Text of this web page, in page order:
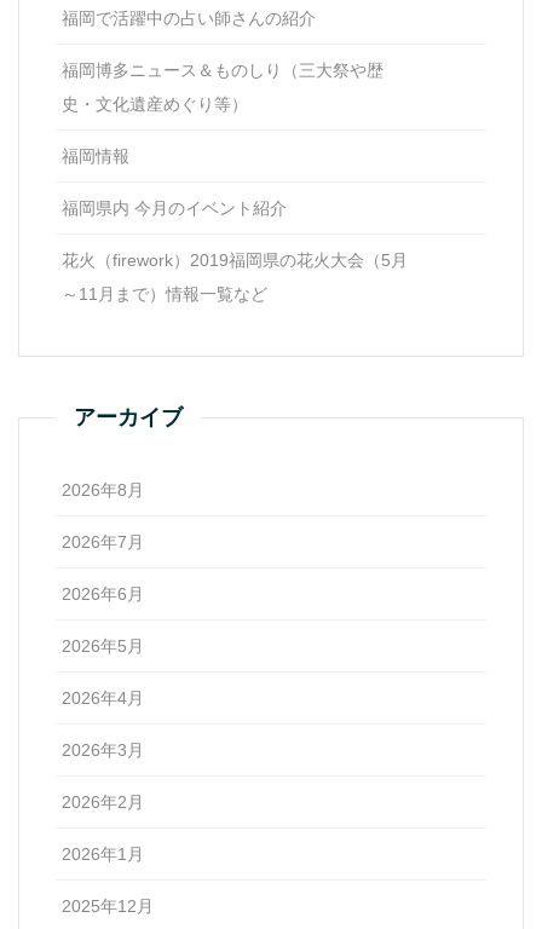
福岡で活躍中の占い師さんの紹介
福岡博多ニュース＆ものしり（三大祭や歴
史・文化遺産めぐり等）
福岡情報
福岡県内 今月のイベント紹介
花火（firework）2019福岡県の花火大会（5月
～11月まで）情報一覧など
アーカイブ
2026年8月
2026年7月
2026年6月
2026年5月
2026年4月
2026年3月
2026年2月
2026年1月
2025年12月